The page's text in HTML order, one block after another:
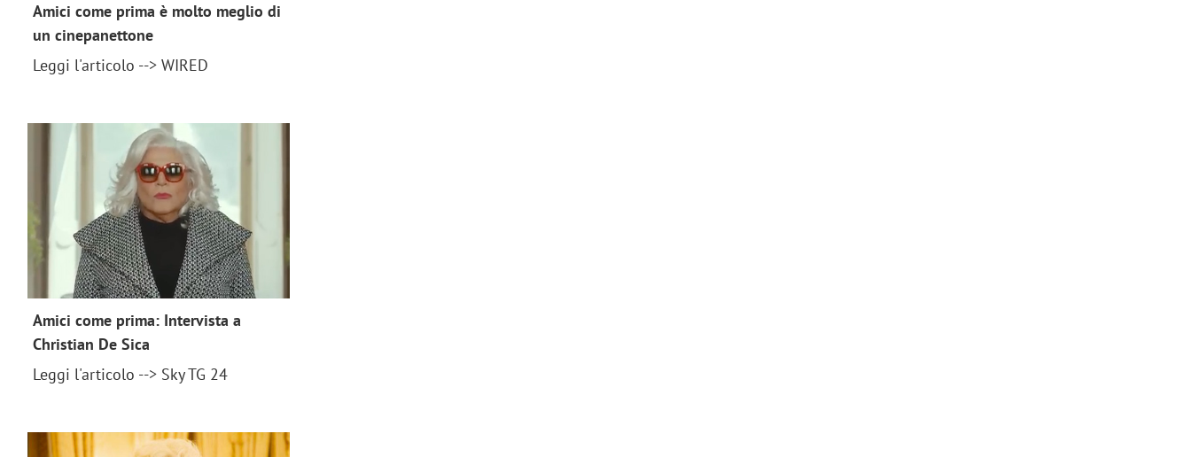
Amici come prima è molto meglio di
un cinepanettone
Leggi l'articolo --> WIRED
Amici come prima: Intervista a
Christian De Sica
Leggi l'articolo --> Sky TG 24